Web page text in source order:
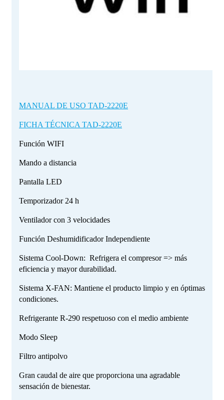
MANUAL DE USO TAD-2220E
FICHA TÉCNICA TAD-2220E
Función WIFI
Mando a distancia
Pantalla LED
Temporizador 24 h
Ventilador con 3 velocidades
Función Deshumidificador Independiente
Sistema Cool-Down: Refrigera el compresor => más
eficiencia y mayor durabilidad.
Sistema X-FAN: Mantiene el producto limpio y en óptimas
condiciones.
Refrigerante R-290 respetuoso con el medio ambiente
Modo Sleep
Filtro antipolvo
Gran caudal de aire que proporciona una agradable
sensación de bienestar.